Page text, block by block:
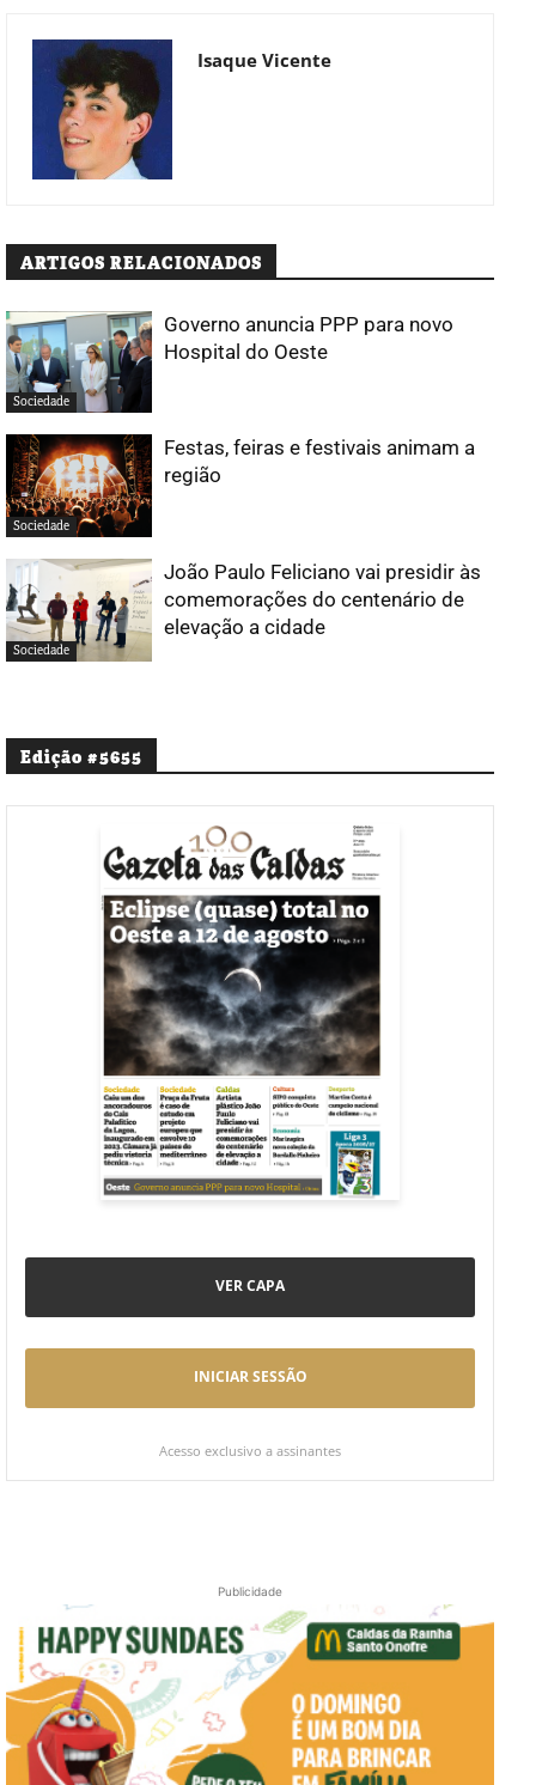
Isaque Vicente
ARTIGOS RELACIONADOS
Sociedade
Governo anuncia PPP para novo
Hospital do Oeste
Sociedade
Festas, feiras e festivais animam a
região
Sociedade
João Paulo Feliciano vai presidir às
comemorações do centenário de
elevação a cidade
Edição #5655
VER CAPA
INICIAR SESSÃO
Acesso exclusivo a assinantes
Publicidade